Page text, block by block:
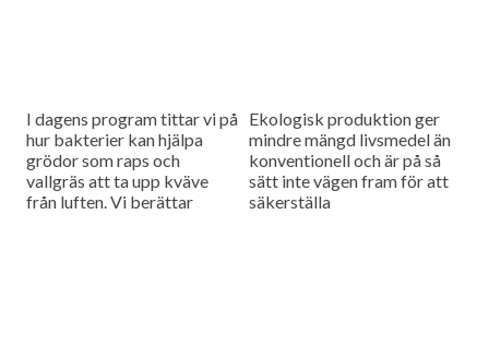
I dagens program tittar vi på
hur bakterier kan hjälpa
grödor som raps och
vallgräs att ta upp kväve
från luften. Vi berättar
Ekologisk produktion ger
mindre mängd livsmedel än
konventionell och är på så
sätt inte vägen fram för att
säkerställa